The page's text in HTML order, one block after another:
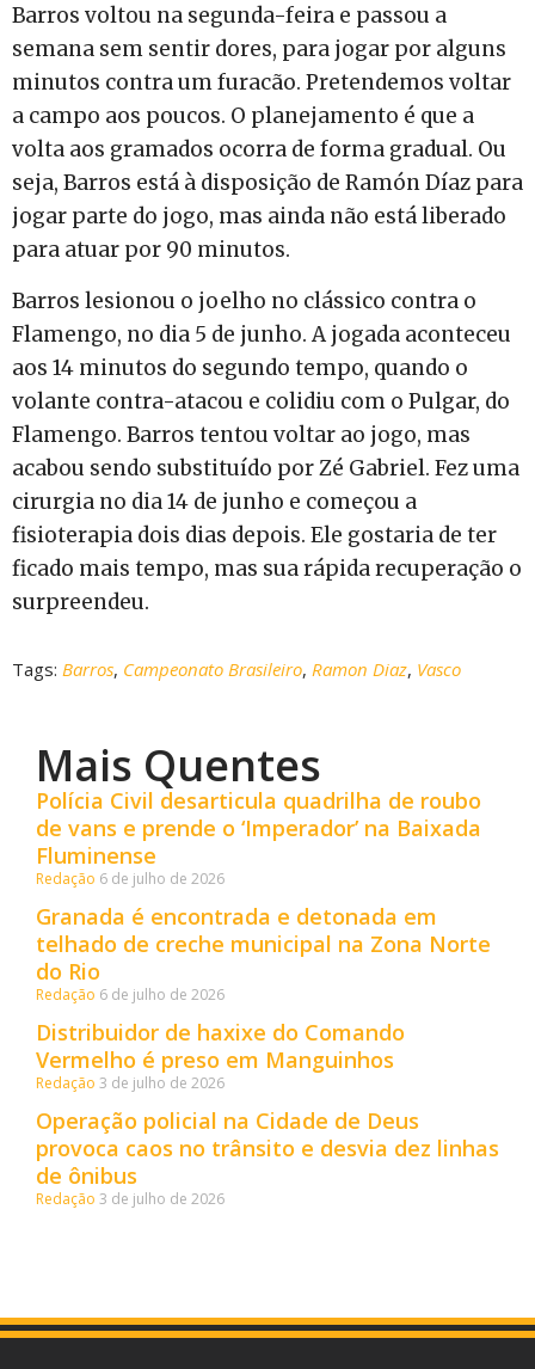
Barros voltou na segunda-feira e passou a
semana sem sentir dores, para jogar por alguns
minutos contra um furacão. Pretendemos voltar
a campo aos poucos. O planejamento é que a
volta aos gramados ocorra de forma gradual. Ou
seja, Barros está à disposição de Ramón Díaz para
jogar parte do jogo, mas ainda não está liberado
para atuar por 90 minutos.
Barros lesionou o joelho no clássico contra o
Flamengo, no dia 5 de junho. A jogada aconteceu
aos 14 minutos do segundo tempo, quando o
volante contra-atacou e colidiu com o Pulgar, do
Flamengo. Barros tentou voltar ao jogo, mas
acabou sendo substituído por Zé Gabriel. Fez uma
cirurgia no dia 14 de junho e começou a
fisioterapia dois dias depois. Ele gostaria de ter
ficado mais tempo, mas sua rápida recuperação o
surpreendeu.
Tags: Barros, Campeonato Brasileiro, Ramon Diaz, Vasco
Mais Quentes
Polícia Civil desarticula quadrilha de roubo
de vans e prende o ‘Imperador’ na Baixada
Fluminense
Redação 6 de julho de 2026
Granada é encontrada e detonada em
telhado de creche municipal na Zona Norte
do Rio
Redação 6 de julho de 2026
Distribuidor de haxixe do Comando
Vermelho é preso em Manguinhos
Redação 3 de julho de 2026
Operação policial na Cidade de Deus
provoca caos no trânsito e desvia dez linhas
de ônibus
Redação 3 de julho de 2026